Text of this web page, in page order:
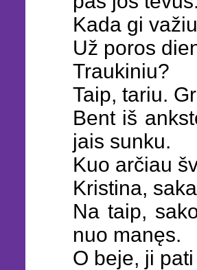
Kada gi
Už poros
Traukiniu?
Taip, tariu.
Bent iš
jais sunku.
Kuo arčiau
Kristina,
Na taip,
nuo manęs.
O beje, ji